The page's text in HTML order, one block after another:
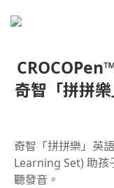
奇智「拼拼
奇智「拼拼樂」英
Learning Set) 助孩
聽發音。